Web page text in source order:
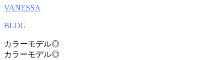
VANESSA
BLOG
カラーモデル◎
カラーモデル◎